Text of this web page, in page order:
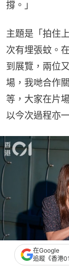
撐。」
主題是「拍住
次有埋張蚊。
到展覽，兩位
場，我哋合作
等，大家在片
以今次過程亦
在Google
追蹤《香港